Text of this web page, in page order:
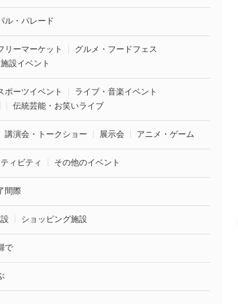
ル・パレード
リーマーケット
グルメ・フードフェス
設イベント
ポーツイベント
ライブ・音楽イベント
伝統芸能・お笑いライブ
講演会・トークショー 展示会 アニメ・ゲーム
ィビティ その他のイベント
間際
ショッピング施設
で